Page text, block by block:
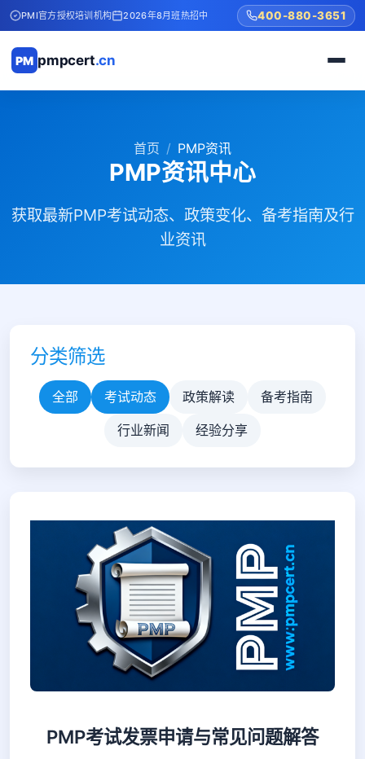
PMI官方授权培训机构 2026年8月班热招中 400-880-3651
PM pmpcert.cn
首页 PMP资讯
PMP资讯中心
获取最新PMP考试动态、政策变化、备考指南及行
业资讯
分类筛选
全部 考试动态 政策解读 备考指南
行业新闻 经验分享
PMP考试发票申请与常见问题解答